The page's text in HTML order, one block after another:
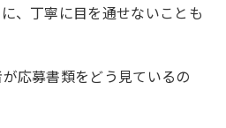
、丁寧に目を通せないことも
応募書類をどう見ているの